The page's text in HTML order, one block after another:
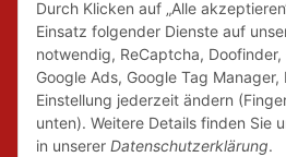
Durch Klicken auf „Alle
Einsatz folgender Dienste auf
notwendig, ReCaptcha, Doofinder,
Google Ads, Google Tag
Einstellung jederzeit ändern
unten). Weitere Details finden Sie
in unserer Datenschutzerklärung.
Wir tragen
Pflichten zur
Verpackungsgesetz.
FAIRCOMMERCE